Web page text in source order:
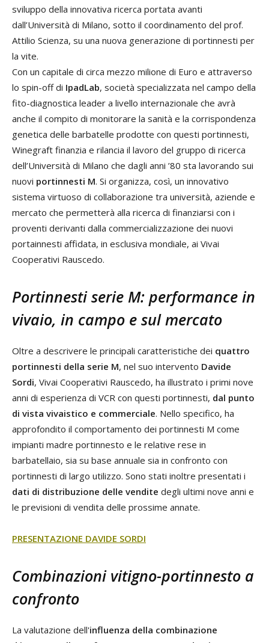
sviluppo della innovativa ricerca portata avanti
dall’Università di Milano, sotto il coordinamento del prof.
Attilio Scienza, su una nuova generazione di portinnesti per
la vite.
Con un capitale di circa mezzo milione di Euro e attraverso
lo spin-off di IpadLab, società specializzata nel campo della
fito-diagnostica leader a livello internazionale che avrà
anche il compito di monitorare la sanità e la corrispondenza
genetica delle barbatelle prodotte con questi portinnesti,
Winegraft finanzia e rilancia il lavoro del gruppo di ricerca
dell’Università di Milano che dagli anni ’80 sta lavorando sui
nuovi portinnesti M. Si organizza, così, un innovativo
sistema virtuoso di collaborazione tra università, aziende e
mercato che permetterà alla ricerca di finanziarsi con i
proventi derivanti dalla commercializzazione dei nuovi
portainnesti affidata, in esclusiva mondiale, ai Vivai
Cooperativi Rauscedo.
Portinnesti serie M: performance in
vivaio, in campo e sul mercato
Oltre a descrivere le principali caratteristiche dei quattro
portinnesti della serie M, nel suo intervento Davide
Sordi, Vivai Cooperativi Rauscedo, ha illustrato i primi nove
anni di esperienza di VCR con questi portinnesti, dal punto
di vista vivaistico e commerciale. Nello specifico, ha
approfondito il comportamento dei portinnesti M come
impianti madre portinnesto e le relative rese in
barbatellaio, sia su base annuale sia in confronto con
portinnesti di largo utilizzo. Sono stati inoltre presentati i
dati di distribuzione delle vendite degli ultimi nove anni e
le previsioni di vendita delle prossime annate.
PRESENTAZIONE DAVIDE SORDI
Combinazioni vitigno-portinnesto a
confronto
La valutazione dell'influenza della combinazione